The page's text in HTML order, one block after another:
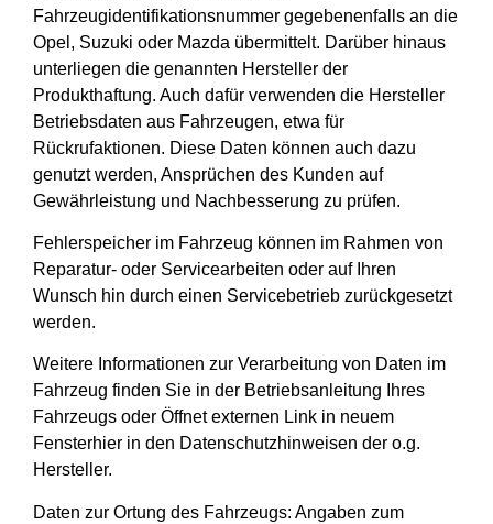
Fahrzeugidentifikationsnummer gegebenenfalls an die
Opel, Suzuki oder Mazda übermittelt. Darüber hinaus
unterliegen die genannten Hersteller der
Produkthaftung. Auch dafür verwenden die Hersteller
Betriebsdaten aus Fahrzeugen, etwa für
Rückrufaktionen. Diese Daten können auch dazu
genutzt werden, Ansprüchen des Kunden auf
Gewährleistung und Nachbesserung zu prüfen.
Fehlerspeicher im Fahrzeug können im Rahmen von
Reparatur- oder Servicearbeiten oder auf Ihren
Wunsch hin durch einen Servicebetrieb zurückgesetzt
werden.
Weitere Informationen zur Verarbeitung von Daten im
Fahrzeug finden Sie in der Betriebsanleitung Ihres
Fahrzeugs oder Öffnet externen Link in neuem
Fensterhier in den Datenschutzhinweisen der o.g.
Hersteller.
Daten zur Ortung des Fahrzeugs: Angaben zum